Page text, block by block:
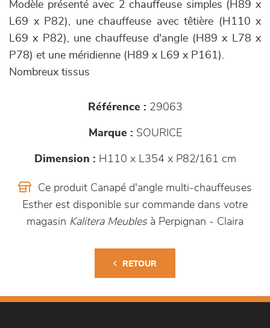
Modèle présenté avec 2 chauffeuse simples (H89 x
L69 x P82), une chauffeuse avec têtière (H110 x
L69 x P82), une chauffeuse d'angle (H89 x L78 x
P78) et une méridienne (H89 x L69 x P161).
Nombreux tissus
Référence : 29063
Marque : SOURICE
Dimension : H110 x L354 x P82/161 cm
Ce produit Canapé d'angle multi-chauffeuses
Esther est disponible sur commande dans votre
magasin Kalitera Meubles à Perpignan - Claira
RETOUR